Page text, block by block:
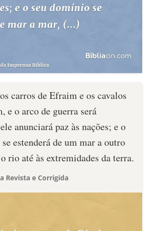
carros de Efraim e os cavalos
e o arco de guerra será
anunciará paz às nações; e o
estenderá de um mar a outro
rio até às extremidades da terra.
Revista e Corrigida